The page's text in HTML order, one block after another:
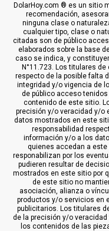
DolarHoy.com ® es un sitio
recomendación,
ninguna clase o
cualquier tipo, clase o
citadas son de público
elaborados sobre la base
caso se indica, y
N°11.723. Los titulares
respecto de la posible falta
integridad y/o vigencia de
de público acceso
contenido de este sitio.
precisión y/o veracidad y/o
datos mostrados en este
responsabilidad
información y/o a los
quienes accedan a
responabilizan por los
pudieren resultar de
mostrados en este sitio por
de este sitio no
asociación, alianza o
productos y/o servicios en
publicitarios. Los titulares
de la precisión y/o
los contenidos de las